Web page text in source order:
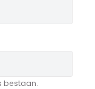
bestaan.